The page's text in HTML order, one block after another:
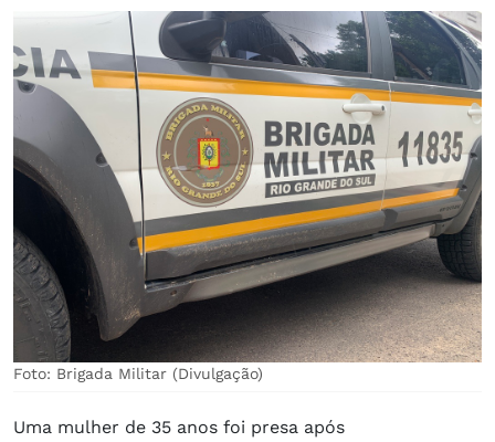
Foto: Brigada Militar (Divulgação)
Uma mulher de 35 anos foi presa após